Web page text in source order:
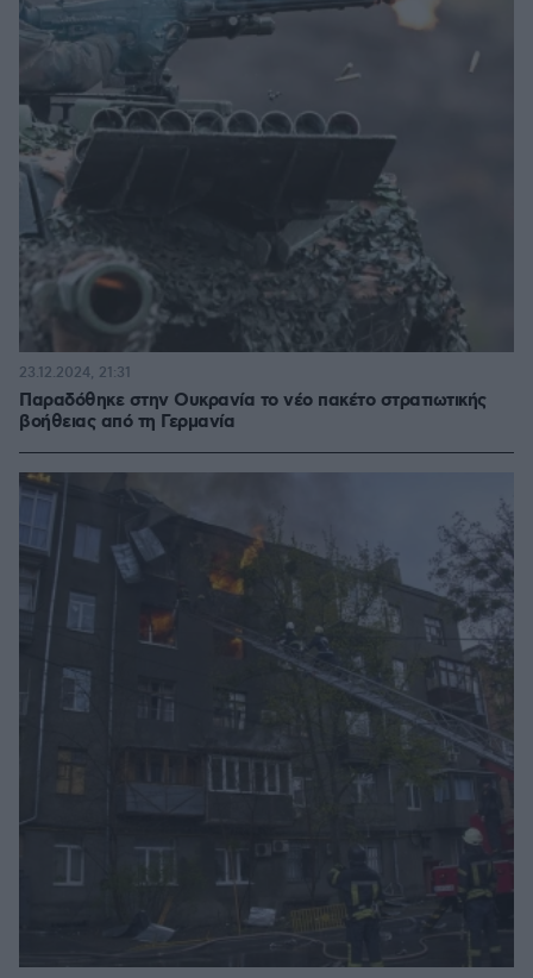
Παραδόθηκε στην Ουκρανία το νέο πακέτο στρατιωτικής
βοήθειας από τη Γερμανία
23.12.2024, 21:31